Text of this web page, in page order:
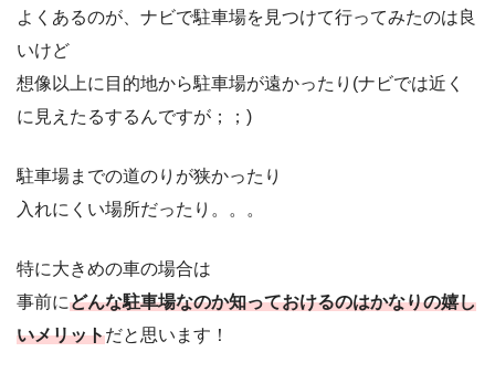
よくあるのが、ナビで駐車場を見つけて行ってみたのは良
いけど
想像以上に目的地から駐車場が遠かったり(ナビでは近く
に見えたるするんですが；；)
駐車場までの道のりが狭かったり
入れにくい場所だったり。。。
特に大きめの車の場合は
事前にどんな駐車場なのか知っておけるのはかなりの嬉し
いメリットだと思います！